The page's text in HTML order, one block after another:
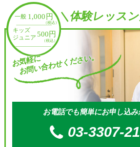
＼体験レッス
お気軽に
お問い合わせください。
お電話でも簡単にお申し込
03-3307-